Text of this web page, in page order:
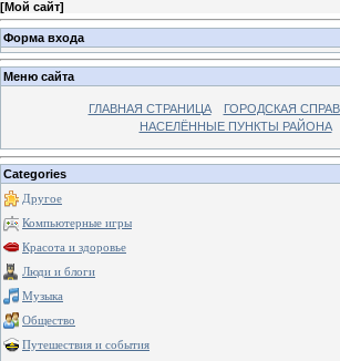
[Мой сайт]
Форма входа
Меню сайта
ГЛАВНАЯ СТРАНИЦА ГОРОДСКАЯ
НАСЕЛЁННЫЕ ПУНКТЫ РАЙОНА
Categories
Другое
Компьютерные игры
Красота и здоровье
Люди и блоги
Музыка
Общество
Путешествия и события